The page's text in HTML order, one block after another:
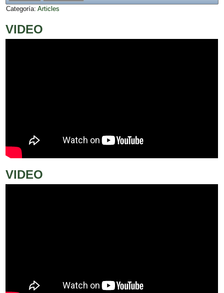
Categoría:Articles
VIDEO
VIDEO